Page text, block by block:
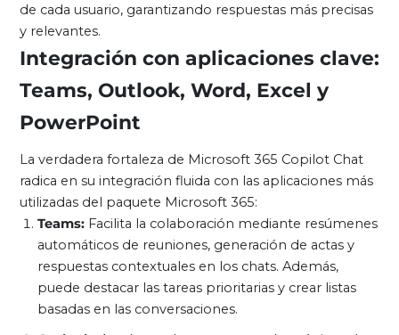
de cada usuario, garantizando respuestas más precisas
y relevantes.
Integración con aplicaciones clave:
Teams, Outlook, Word, Excel y
PowerPoint
La verdadera fortaleza de Microsoft 365 Copilot Chat
radica en su integración fluida con las aplicaciones más
utilizadas del paquete Microsoft 365:
Teams:Facilita la colaboración mediante resúmenes
automáticos de reuniones, generación de actas y
respuestas contextuales en los chats. Además,
puede destacar las tareas prioritarias y crear listas
basadas en las conversaciones.